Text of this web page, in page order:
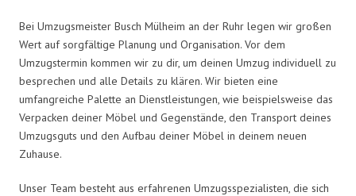
Bei Umzugsmeister Busch Mülheim an der Ruhr legen wir großen
Wert auf sorgfältige Planung und Organisation. Vor dem
Umzugstermin kommen wir zu dir, um deinen Umzug individuell zu
besprechen und alle Details zu klären. Wir bieten eine
umfangreiche Palette an Dienstleistungen, wie beispielsweise das
Verpacken deiner Möbel und Gegenstände, den Transport deines
Umzugsguts und den Aufbau deiner Möbel in deinem neuen
Zuhause.
Unser Team besteht aus erfahrenen Umzugsspezialisten, die sich